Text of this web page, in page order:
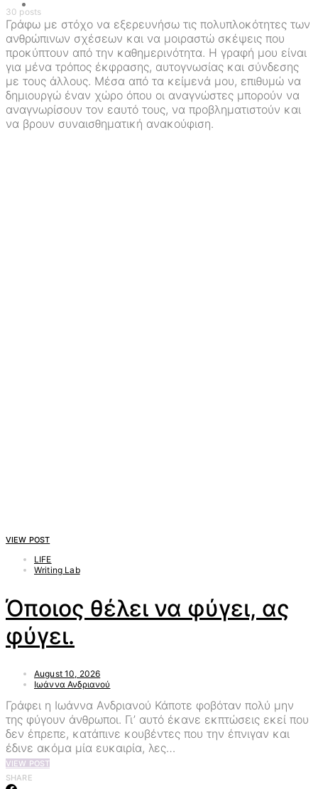
30 posts
Γράφω με στόχο να εξερευνήσω τις πολυπλοκότητες των
ανθρώπινων σχέσεων και να μοιραστώ σκέψεις που
προκύπτουν από την καθημερινότητα. Η γραφή μου είναι
για μένα τρόπος έκφρασης, αυτογνωσίας και σύνδεσης
με τους άλλους. Μέσα από τα κείμενά μου, επιθυμώ να
δημιουργώ έναν χώρο όπου οι αναγνώστες μπορούν να
αναγνωρίσουν τον εαυτό τους, να προβληματιστούν και
να βρουν συναισθηματική ανακούφιση.
VIEW POST
LIFE
Writing Lab
Όποιος θέλει να φύγει, ας
φύγει.
August 10, 2026
Ιωάννα Ανδριανού
Γράφει η Ιωάννα Ανδριανού Κάποτε φοβόταν πολύ μην
της φύγουν άνθρωποι. Γι’ αυτό έκανε εκπτώσεις εκεί που
δεν έπρεπε, κατάπινε κουβέντες που την έπνιγαν και
έδινε ακόμα μία ευκαιρία, λες…
VIEW POST
SHARE